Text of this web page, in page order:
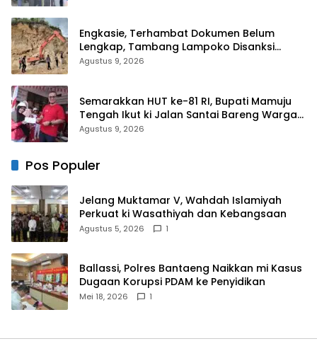
Engkasie, Terhambat Dokumen Belum
Lengkap, Tambang Lampoko Disanksi
Sementara Untuk Tidak Operasional
Agustus 9, 2026
Semarakkan HUT ke-81 RI, Bupati Mamuju
Tengah Ikut ki Jalan Santai Bareng Warga
Karossa
Agustus 9, 2026
Pos Populer
Jelang Muktamar V, Wahdah Islamiyah
Perkuat ki Wasathiyah dan Kebangsaan
Agustus 5, 2026 1
Ballassi, Polres Bantaeng Naikkan mi Kasus
Dugaan Korupsi PDAM ke Penyidikan
Mei 18, 2026 1